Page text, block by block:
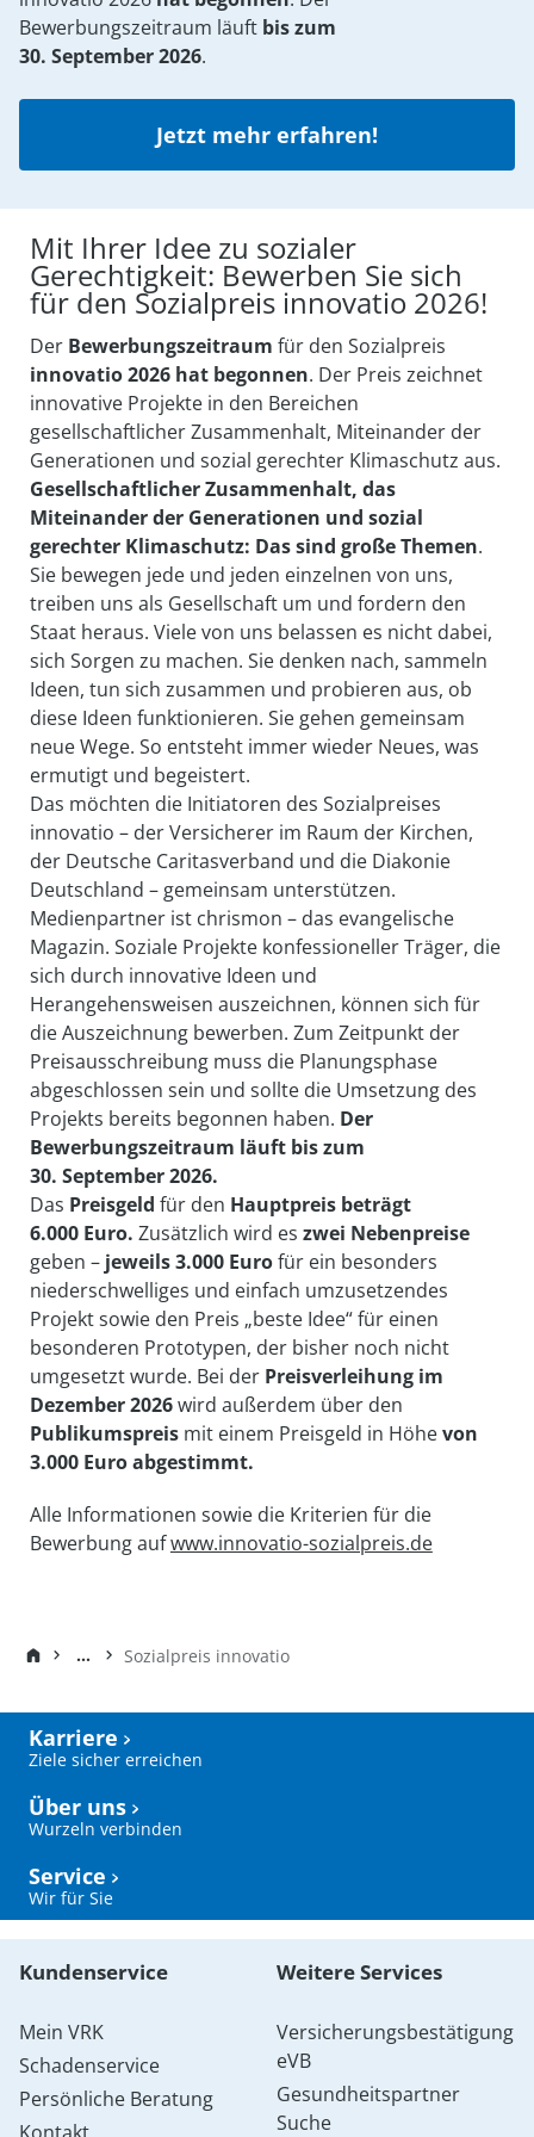
Bewerbungszeitraum läuft bis zum
30. September 2026.
Jetzt mehr erfahren!
Mit Ihrer Idee zu sozialer
Gerechtigkeit: Bewerben Sie sich
für den Sozialpreis innovatio 2026!
Der Bewerbungszeitraum für den Sozialpreis
innovatio 2026 hat begonnen. Der Preis zeichnet
innovative Projekte in den Bereichen
gesellschaftlicher Zusammenhalt, Miteinander der
Generationen und sozial gerechter Klimaschutz aus.
Gesellschaftlicher Zusammenhalt, das
Miteinander der Generationen und sozial
gerechter Klimaschutz: Das sind große Themen.
Sie bewegen jede und jeden einzelnen von uns,
treiben uns als Gesellschaft um und fordern den
Staat heraus. Viele von uns belassen es nicht dabei,
sich Sorgen zu machen. Sie denken nach, sammeln
Ideen, tun sich zusammen und probieren aus, ob
diese Ideen funktionieren. Sie gehen gemeinsam
neue Wege. So entsteht immer wieder Neues, was
ermutigt und begeistert.
Das möchten die Initiatoren des Sozialpreises
innovatio – der Versicherer im Raum der Kirchen,
der Deutsche Caritasverband und die Diakonie
Deutschland – gemeinsam unterstützen.
Medienpartner ist chrismon – das evangelische
Magazin. Soziale Projekte konfessioneller Träger, die
sich durch innovative Ideen und
Herangehensweisen auszeichnen, können sich für
die Auszeichnung bewerben. Zum Zeitpunkt der
Preisausschreibung muss die Planungsphase
abgeschlossen sein und sollte die Umsetzung des
Projekts bereits begonnen haben. Der
Bewerbungszeitraum läuft bis zum
30. September 2026.
Das Preisgeld für den Hauptpreis beträgt
6.000 Euro. Zusätzlich wird es zwei Nebenpreise
geben – jeweils3.000 Eurofür ein besonders
niederschwelliges und einfach umzusetzendes
Projekt sowie den Preis „beste Idee“ für einen
besonderen Prototypen, der bisher noch nicht
umgesetzt wurde. Bei der Preisverleihung im
Dezember 2026wird außerdem über den
Publikumspreis mit einem Preisgeld in Höhevon
3.000 Euroabgestimmt.
Alle Informationen sowie die Kriterien für die
Bewerbung aufwww.innovatio-sozialpreis.de
... Sozialpreis innovatio
Karriere
Ziele sicher erreichen
Über uns
Wurzeln verbinden
Service
Wir für Sie
Kundenservice
Mein VRK
Schadenservice
Persönliche Beratung
Weitere Services
Versicherungsbestätigung
eVB
Gesundheitspartner
Suche